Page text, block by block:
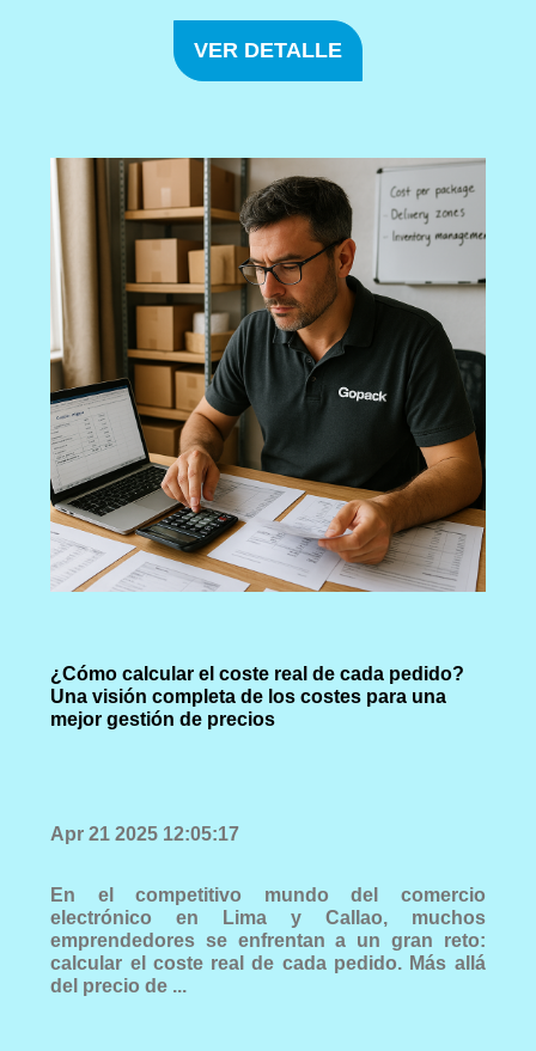
VER DETALLE
¿Cómo calcular el coste real de cada pedido?
Una visión completa de los costes para una
mejor gestión de precios
Apr 21 2025 12:05:17
En el competitivo mundo del comercio
electrónico en Lima y Callao, muchos
emprendedores se enfrentan a un gran reto:
calcular el coste real de cada pedido. Más allá
del precio de ...